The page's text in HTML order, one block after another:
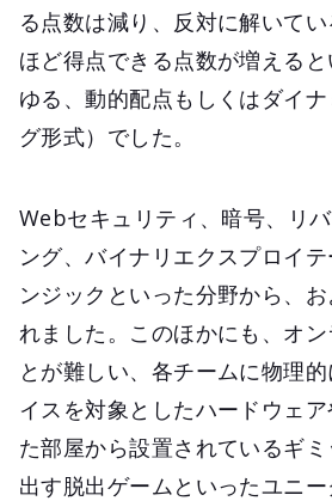
る点数は減り、反対に解いて
ほど得点できる点数が増える
ゆる、動的配点もしくはダイ
グ形式）でした。
Webセキュリティ、暗号、リ
ング、バイナリエクスプロイ
ンジックといった分野から、
れました。このほかにも、オ
とが難しい、各チームに物理
イスを対象としたハードウェ
た部屋から設置されているギ
出す脱出ゲームといったユニ